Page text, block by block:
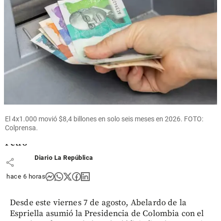
Columnistas
El
corrupto:
el legado
de
Gustavo
Petro
share
El 4x1.000 movió $8,4 billones en solo seis meses en 2026. FOTO:
Colprensa.
Diario La República
hace 6 horas
Desde este viernes 7 de agosto, Abelardo de la
Espriella asumió la Presidencia de Colombia con el